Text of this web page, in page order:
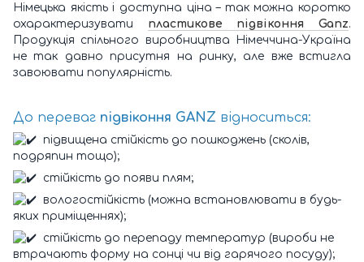
Німецька якість і доступна ціна – так можна коротко
охарактеризувати пластикове підвіконня Ganz.
Продукція спільного виробництва Німеччина-Україна
не так давно присутня на ринку, але вже встигла
завоювати популярність.
До переваг підвіконня GANZ відноситься:
підвищена стійкість до пошкоджень (сколів,
подряпин тощо);
стійкість до появи плям;
вологостійкість (можна встановлювати в будь-
яких приміщеннях);
стійкість до перепаду температур (вироби не
втрачають форму на сонці чи від гарячого посуду);